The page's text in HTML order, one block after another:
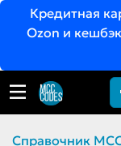
Кредитная
Ozon и
Справочник